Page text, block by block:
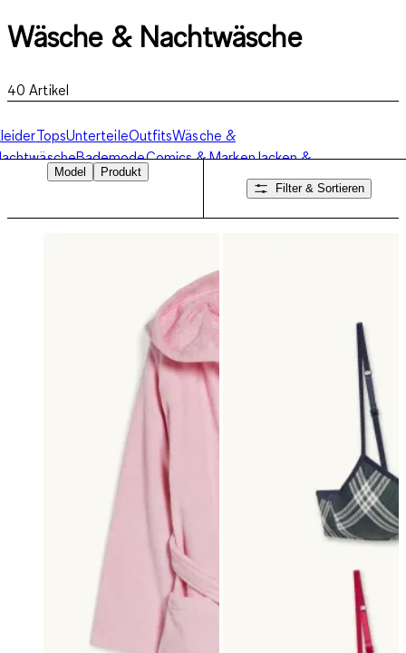
Wäsche & Nachtwäsche
40 Artikel
TopsUnterteileOutfitsWäsche &
BademodeComics & MarkenJacken &
Accessoires, Socken & Schuhe Skibekleidung
Model
Produkt
Filter & Sortieren